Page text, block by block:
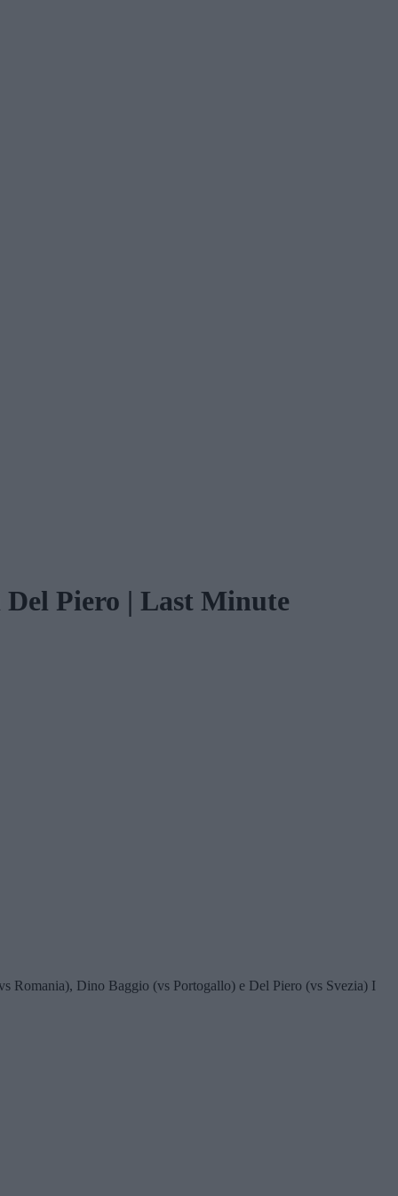
Piero | Last Minute
Romania), Dino Baggio (vs Portogallo) e Del Piero (vs Svezia) I